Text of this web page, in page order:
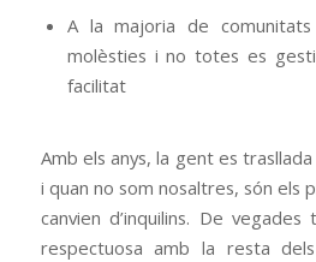
A la majoria de
molèsties i no totes es
facilitat
Amb els anys, la gent es trasllada
i quan no som nosaltres, són els
canvien d’inquilins. De
respectuosa amb la resta